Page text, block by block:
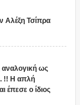
Αλέξη Τσίπρα
ως
!! Η απλή
έπεσε ο ίδιος